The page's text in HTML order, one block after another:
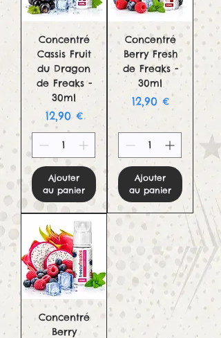
Concentré
Cassis Fruit
du Dragon
de Freaks -
30ml
Prix
12,90 €
Ajouter
au panier
Concentré
Berry Fresh
de Freaks -
30ml
Prix
12,90 €
Ajouter
au panier
Concentré
Berry